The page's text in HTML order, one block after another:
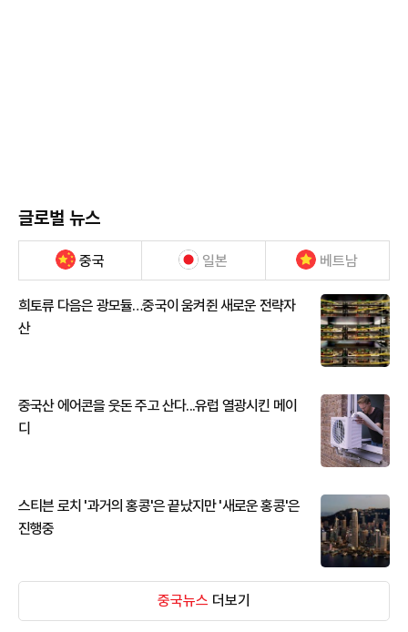
글로벌 뉴스
중국 일본 베트남
희토류 다음은 광모듈…중국이 움켜쥔 새로운 전략자
산
중국산 에어콘을 웃돈 주고 산다...유럽 열광시킨 메이
디
스티븐 로치 '과거의 홍콩'은 끝났지만 '새로운 홍콩'은
진행중
중국뉴스 더보기